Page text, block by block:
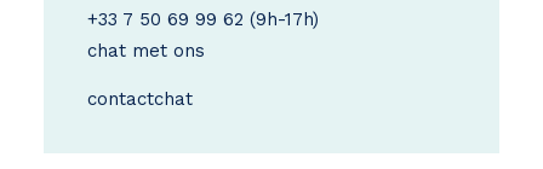
+33 7 50 69 99 62 (9h-17h)
chat met ons
contactchat